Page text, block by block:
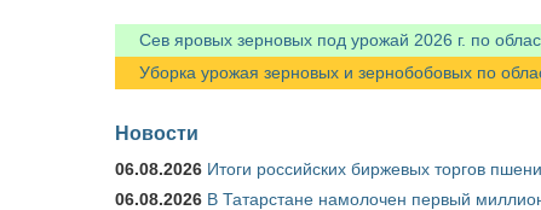
Сев яровых зерновых под урожай 2026 г. по
Уборка урожая зерновых и зернобобовых по
Новости
06.08.2026 Итоги российских биржевых торгов
06.08.2026 В Татарстане намолочен первый